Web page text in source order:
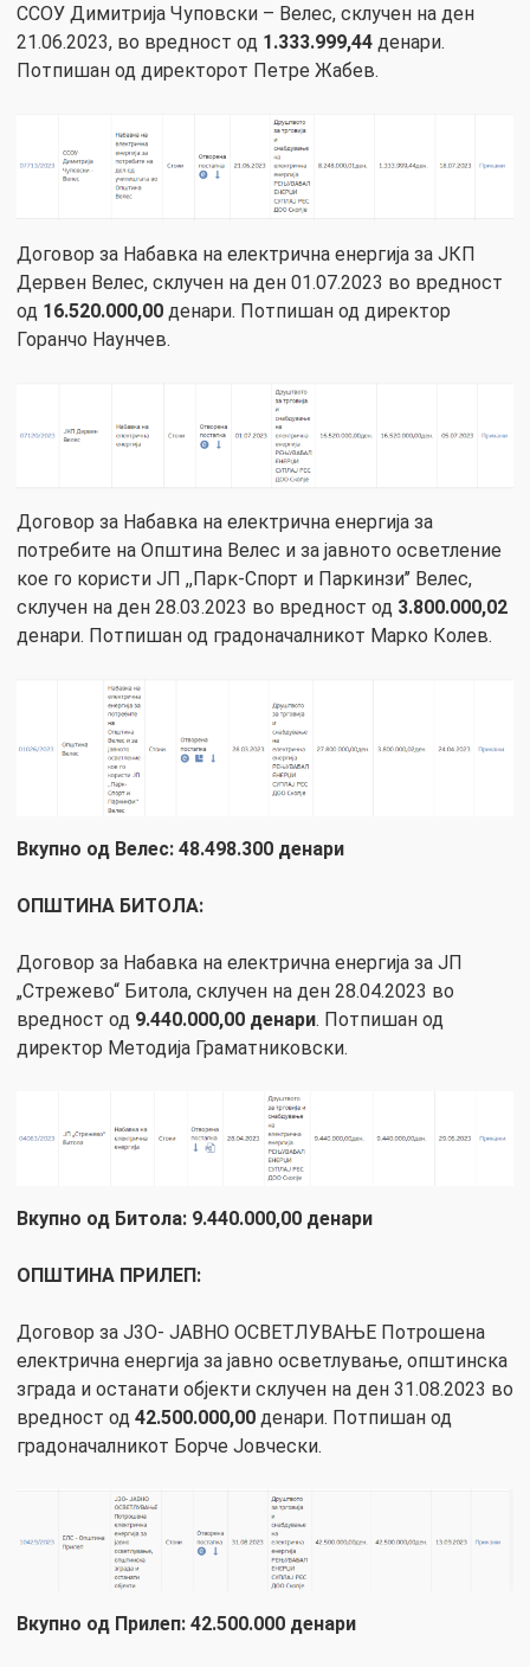
ССОУ Димитрија Чуповски – Велес, склучен на ден
21.06.2023, во вредност од 1.333.999,44 денари.
Потпишан од директорот Петре Жабев.
Договор за Набавка на електрична енергија за ЈКП
Дервен Велес, склучен на ден 01.07.2023 во вредност
од 16.520.000,00 денари. Потпишан од директор
Горанчо Наунчев.
Договор за Набавка на електрична енергија за
потребите на Општина Велес и за јавното осветление
кое го користи ЈП ,,Парк-Спорт и Паркинзи’’ Велес,
склучен на ден 28.03.2023 во вредност од 3.800.000,02
денари. Потпишан од градоначалникот Марко Колев.
Вкупно од Велес: 48.498.300 денари
ОПШТИНА БИТОЛА:
Договор за Набавка на електрична енергија за ЈП
„Стрежево“ Битола, склучен на ден 28.04.2023 во
вредност од 9.440.000,00 денари. Потпишан од
директор Методија Граматниковски.
Вкупно од Битола: 9.440.000,00 денари
ОПШТИНА ПРИЛЕП:
Договор за J3O- ЈАВНО ОСВЕТЛУВАЊЕ Потрошена
електрична енергија за јавно осветлување, општинска
зграда и останати објекти склучен на ден 31.08.2023 во
вредност од 42.500.000,00 денари. Потпишан од
градоначалникот Борче Јовчески.
Вкупно од Прилеп: 42.500.000 денари